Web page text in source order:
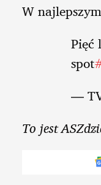
W
Pięć
spot
—
To jest